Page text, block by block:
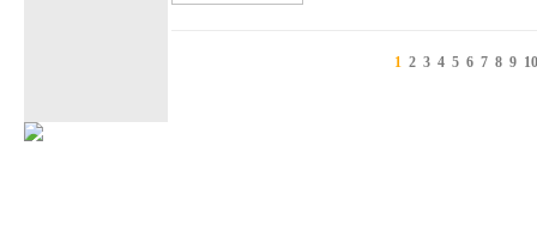
1 2 3 4 5 6 7 8 9 10